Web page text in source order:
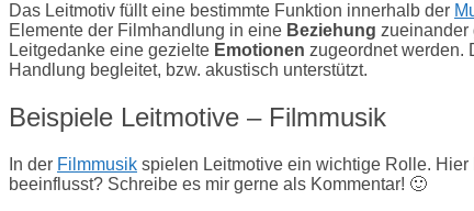
Das Leitmotiv füllt eine bestimmte Funktion innerhalb der
Elemente der Filmhandlung in eine Beziehung zueinander
Leitgedanke eine gezielte Emotionen zugeordnet werden.
Handlung begleitet, bzw. akustisch unterstützt.
Beispiele Leitmotive – Filmmusik
In der Filmmusik spielen Leitmotive ein wichtige Rolle.
beeinflusst? Schreibe es mir gerne als Kommentar! 🙂